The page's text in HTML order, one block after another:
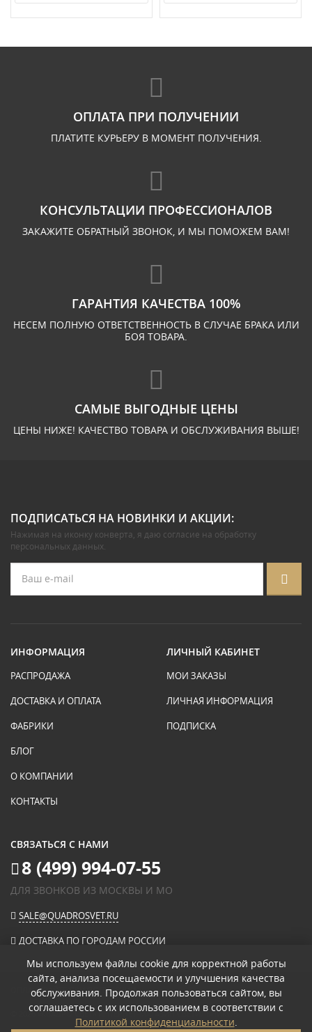
ОПЛАТА ПРИ ПОЛУЧЕНИИ
ПЛАТИТЕ КУРЬЕРУ В МОМЕНТ ПОЛУЧЕНИЯ.
КОНСУЛЬТАЦИИ ПРОФЕССИОНАЛОВ
ЗАКАЖИТЕ ОБРАТНЫЙ ЗВОНОК, И МЫ ПОМОЖЕМ ВАМ!
ГАРАНТИЯ КАЧЕСТВА 100%
НЕСЕМ ПОЛНУЮ ОТВЕТСТВЕННОСТЬ В СЛУЧАЕ БРАКА ИЛИ
БОЯ ТОВАРА.
САМЫЕ ВЫГОДНЫЕ ЦЕНЫ
ЦЕНЫ НИЖЕ! КАЧЕСТВО ТОВАРА И ОБСЛУЖИВАНИЯ ВЫШЕ!
ПОДПИСАТЬСЯ НА НОВИНКИ И АКЦИИ:
Нажимая на иконку конверта, я даю согласие на обработку
персональных данных.
ИНФОРМАЦИЯ
РАСПРОДАЖА
ДОСТАВКА И ОПЛАТА
ФАБРИКИ
БЛОГ
О КОМПАНИИ
КОНТАКТЫ
ЛИЧНЫЙ КАБИНЕТ
МОИ ЗАКАЗЫ
ЛИЧНАЯ ИНФОРМАЦИЯ
ПОДПИСКА
СВЯЗАТЬСЯ С НАМИ
8 (499) 994-07-55
ДЛЯ ЗВОНКОВ ИЗ МОСКВЫ И МО
SALE@QUADROSVET.RU
ДОСТАВКА ПО ГОРОДАМ РОССИИ
ОПЛАЧИВАЙТЕ ПРИ ПОЛУЧЕНИИ
© 2026«КВАДРО СВЕТ» ИНТЕРНЕТ-МАГАЗИН СВЕТИЛЬНИКОВ.
ПОЛИТИКА КОНФИДЕНЦИАЛЬНОСТИ
Мы используем файлы cookie для корректной работы
сайта, анализа посещаемости и улучшения качества
обслуживания. Продолжая пользоваться сайтом, вы
соглашаетесь с их использованием в соответствии с
Политикой конфиденциальности.